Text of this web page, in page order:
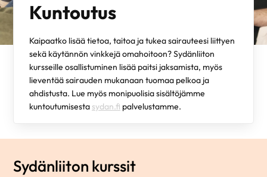
Kuntoutus
Kaipaatko lisää tietoa, taitoa ja tukea sairauteesi liittyen
sekä käytännön vinkkejä omahoitoon? Sydänliiton
kursseille osallistuminen lisää paitsi jaksamista, myös
lieventää sairauden mukanaan tuomaa pelkoa ja
ahdistusta. Lue myös monipuolisia sisältöjämme
kuntoutumisesta sydan.fi palvelustamme.
Sydänliiton kurssit